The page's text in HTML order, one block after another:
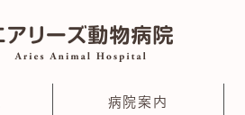
病院案内